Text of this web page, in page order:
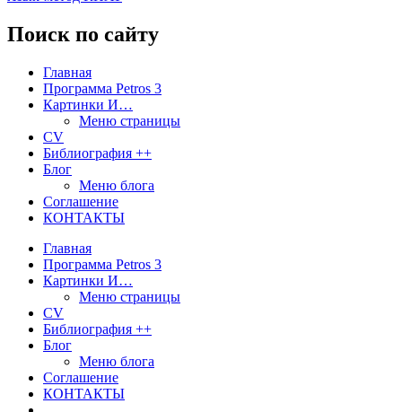
Поиск по сайту
Главная
Программа Petros 3
Картинки И…
Меню страницы
CV
Библиография ++
Блог
Меню блога
Соглашение
КОНТАКТЫ
Главная
Программа Petros 3
Картинки И…
Меню страницы
CV
Библиография ++
Блог
Меню блога
Соглашение
КОНТАКТЫ